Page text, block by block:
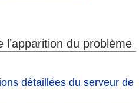
du problème
détaillées du serveur de